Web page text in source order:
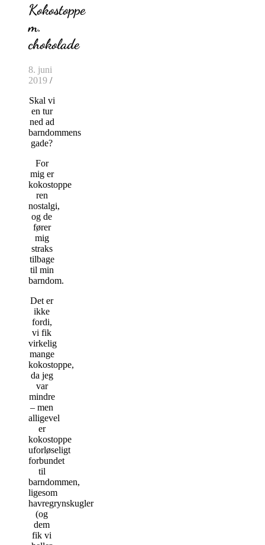
Kokostoppe
m.
chokolade
8. juni
2019 /
Skal vi
en tur
ned ad
barndommens
gade?
For
mig er
kokostoppe
ren
nostalgi,
og de
fører
mig
straks
tilbage
til min
barndom.
Det er
ikke
fordi,
vi fik
virkelig
mange
kokostoppe,
da jeg
var
mindre
– men
alligevel
er
kokostoppe
uforløseligt
forbundet
til
barndommen,
ligesom
havregrynskugler
(og
dem
fik vi